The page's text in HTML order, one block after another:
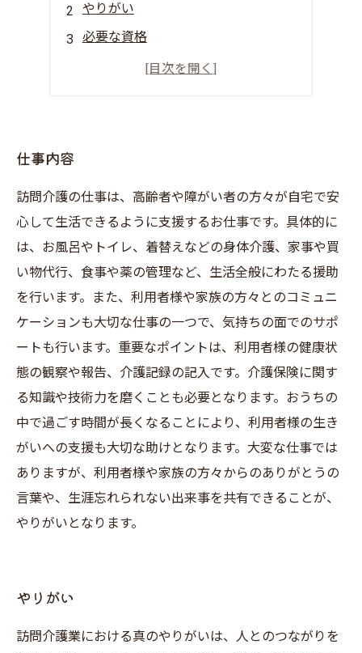
やりがい
必要な資格
仕事内容
訪問介護の仕事は、高齢者や障がい者の方々が自宅で安
心して生活できるように支援するお仕事です。具体的に
は、お風呂やトイレ、着替えなどの身体介護、家事や買
い物代行、食事や薬の管理など、生活全般にわたる援助
を行います。また、利用者様や家族の方々とのコミュニ
ケーションも大切な仕事の一つで、気持ちの面でのサポ
ートも行います。重要なポイントは、利用者様の健康状
態の観察や報告、介護記録の記入です。介護保険に関す
る知識や技術力を磨くことも必要となります。おうちの
中で過ごす時間が長くなることにより、利用者様の生き
がいへの支援も大切な助けとなります。大変な仕事では
ありますが、利用者様や家族の方々からのありがとうの
言葉や、生涯忘れられない出来事を共有できることが、
やりがいとなります。
やりがい
訪問介護業における真のやりがいは、人とのつながりを